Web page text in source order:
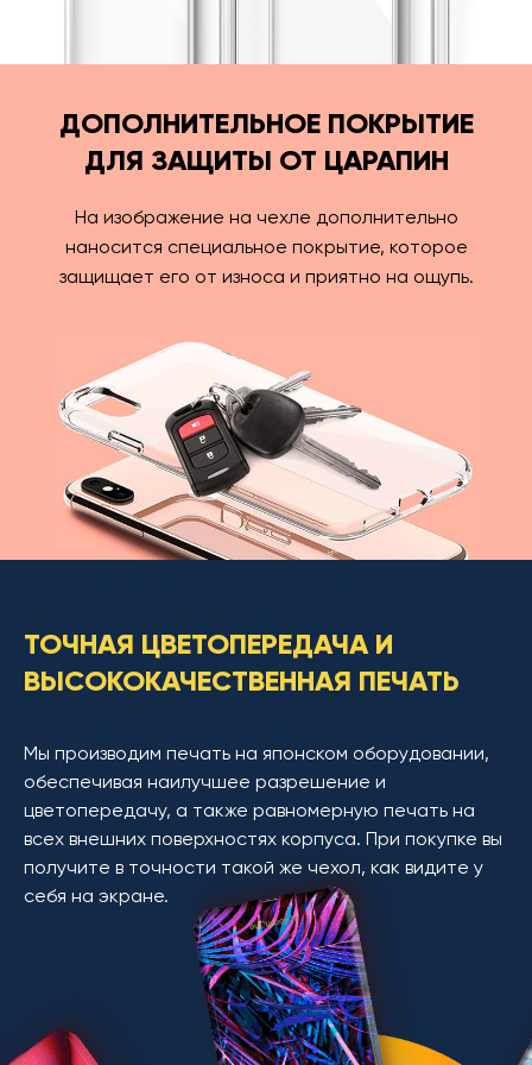
ДОПОЛНИТЕЛЬНОЕ ПОКРЫТИЕ
ДЛЯ ЗАЩИТЫ ОТ ЦАРАПИН
На изображение на чехле дополнительно
наносится специальное покрытие, которое
защищает его от износа и приятно на ощупь.
ТОЧНАЯ ЦВЕТОПЕРЕДАЧА И
ВЫСОКОКАЧЕСТВЕННАЯ ПЕЧАТЬ
Мы производим печать на японском оборудовании,
обеспечивая наилучшее разрешение и
цветопередачу, а также равномерную печать на
всех внешних поверхностях корпуса. При покупке вы
получите в точности такой же чехол, как видите у
себя на экране.